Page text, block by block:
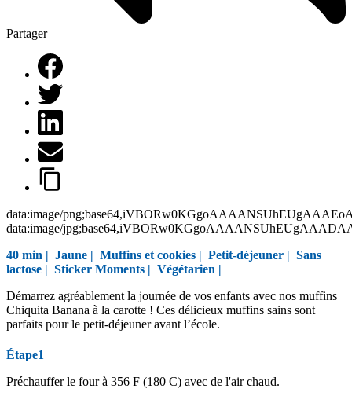
Partager
data:image/
data:image/
40 min | Jaune | Muffins et cookies | Petit-déjeuner | Sans
lactose | Sticker Moments | Végétarien |
Démarrez agréablement la journée de vos enfants avec nos muffins
Chiquita Banana à la carotte ! Ces délicieux muffins sains sont
parfaits pour le petit-déjeuner avant l’école.
Étape1
Préchauffer le four à 356 F (180 C) avec de l'air chaud.